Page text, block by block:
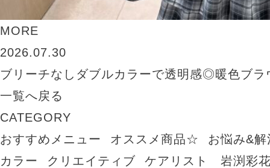
MORE
2026.07.30
ブリーチなしダブルカラーで透明感◎暖色ブラ
一覧へ戻る
CATEGORY
おすすめメニュー
オススメ商品☆
お悩み&解
カラー
クリエイティブ
ケアリスト 岩渕彩